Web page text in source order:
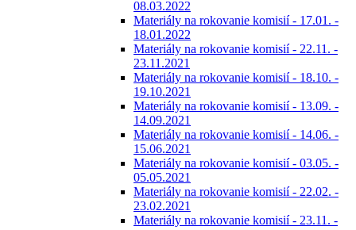
08.03.2022
Materiály na rokovanie komisií - 17.01. -
18.01.2022
Materiály na rokovanie komisií - 22.11. -
23.11.2021
Materiály na rokovanie komisií - 18.10. -
19.10.2021
Materiály na rokovanie komisií - 13.09. -
14.09.2021
Materiály na rokovanie komisií - 14.06. -
15.06.2021
Materiály na rokovanie komisií - 03.05. -
05.05.2021
Materiály na rokovanie komisií - 22.02. -
23.02.2021
Materiály na rokovanie komisií - 23.11. -